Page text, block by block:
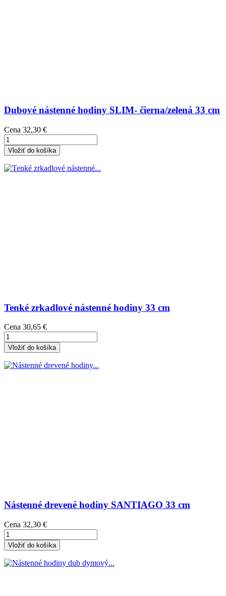
Dubové nástenné hodiny SLIM- čierna/zelená 33 cm
Cena 32,30 €
Vložiť do košíka
Tenké zrkadlové nástenné hodiny 33 cm
Cena 30,65 €
Vložiť do košíka
Nástenné drevené hodiny SANTIAGO 33 cm
Cena 32,30 €
Vložiť do košíka